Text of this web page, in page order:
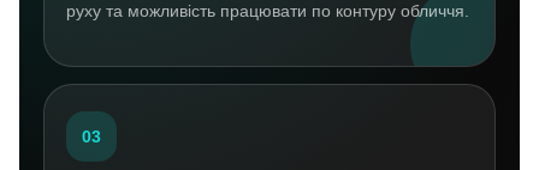
руху та можливість працювати по контуру обличчя.
03